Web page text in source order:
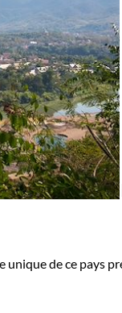
de ce pays